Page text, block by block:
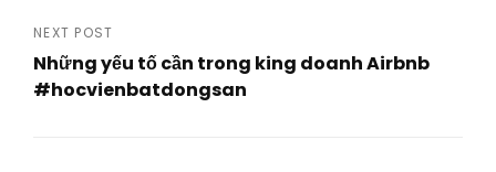
Post
NEXT POST
Những yếu tố cần trong king doanh Airbnb
#hocvienbatdongsan